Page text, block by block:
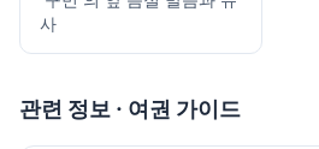
사
관련 정보 · 여권 가이드